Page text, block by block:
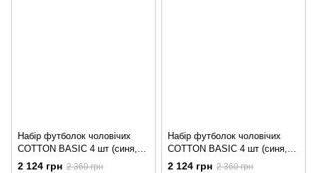
Набір футболок чоловічих
COTTON BASIC 4 шт (синя,
молочна, сірий меланж,
2 124 грн 2 360 грн
Набір футболок чоловічих
COTTON BASIC 4 шт (синя,
сіра, чорна, хакі)
2 124 грн 2 360 грн